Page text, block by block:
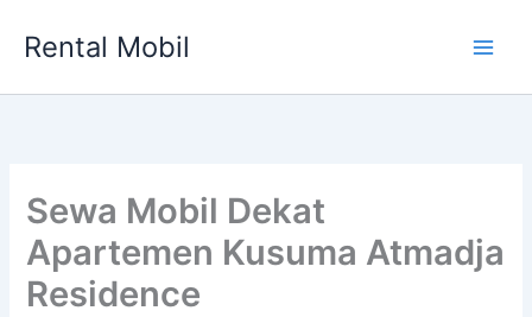
Rental Mobil
Sewa Mobil Dekat
Apartemen Kusuma Atmadja
Residence